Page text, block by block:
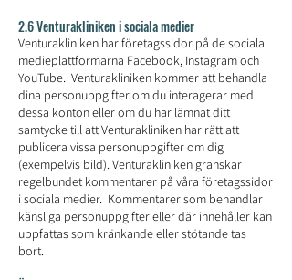
2.6 Venturakliniken i sociala medier
Venturakliniken har företagssidor på de sociala
medieplattformarna Facebook, Instagram och
YouTube. Venturakliniken kommer att behandla
dina personuppgifter om du interagerar med
dessa konton eller om du har lämnat ditt
samtycke till att Venturakliniken har rätt att
publicera vissa personuppgifter om dig
(exempelvis bild). Venturakliniken granskar
regelbundet kommentarer på våra företagssidor
i sociala medier. Kommentarer som behandlar
känsliga personuppgifter eller där innehåller kan
uppfattas som kränkande eller stötande tas
bort.